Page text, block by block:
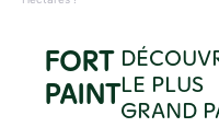
FORT
PAINTLE PLUS
GRAND